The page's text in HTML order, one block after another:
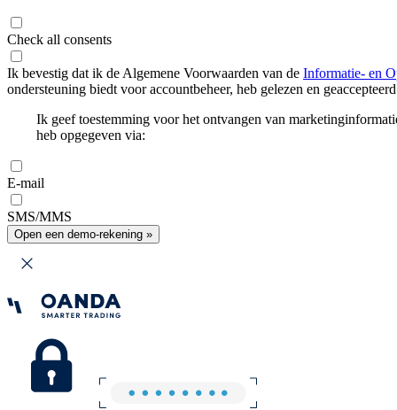
Check all consents
Ik bevestig dat ik de Algemene Voorwaarden van de Informatie- en
ondersteuning biedt voor accountbeheer, heb gelezen en
Ik geef toestemming voor het ontvangen van
heb opgegeven via:
E-mail
SMS/MMS
Open een demo-rekening »